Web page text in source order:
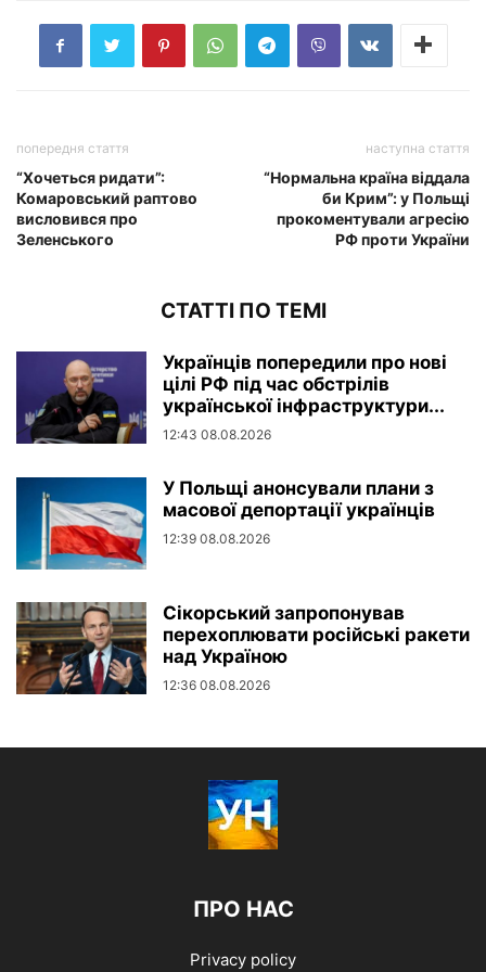
попередня стаття
“Хочеться ридати”:
Комаровський раптово
висловився про
Зеленського
наступна стаття
“Нормальна країна віддала
би Крим”: у Польщі
прокоментували агресію
РФ проти України
СТАТТІ ПО ТЕМІ
Українців попередили про нові
цілі РФ під час обстрілів
української інфраструктури...
12:43 08.08.2026
У Польщі анонсували плани з
масової депортації українців
12:39 08.08.2026
Сікорський запропонував
перехоплювати російські ракети
над Україною
12:36 08.08.2026
ПРО НАС
Privacy policy